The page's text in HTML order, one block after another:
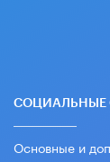
СОЦИАЛЬНЫЕ
Основные и